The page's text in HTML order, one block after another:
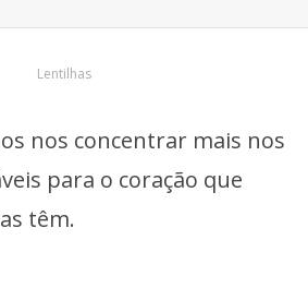
Lentilhas
nos concentrar mais nos
para o coração que
têm.